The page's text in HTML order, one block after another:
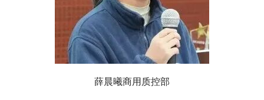
薛晨曦商用质控部